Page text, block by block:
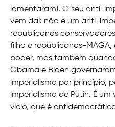
lamentaram). O seu anti-
vem daí: não é um anti-
republicanos
filho e republicanos-
poder, mas também
Obama e Biden
imperialismo por princípio,
imperialismo de Putin. É um
vício, que é